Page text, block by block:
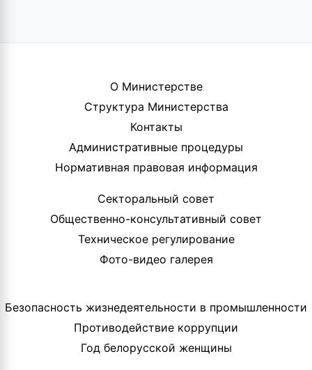
О Министерстве
Структура Министерства
Контакты
Административные процедуры
Нормативная правовая информация
Секторальный совет
Общественно-консультативный совет
Техническое регулирование
Фото-видео галерея
Безопасность жизнедеятельности в промышленности
Противодействие коррупции
Год белорусской женщины